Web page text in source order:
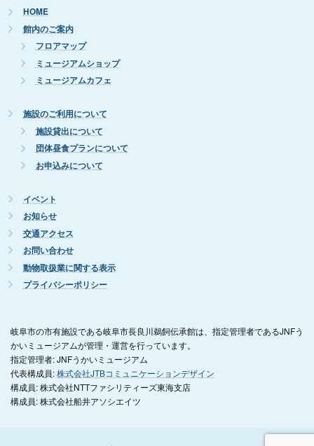
HOME
館内のご案内
フロアマップ
ミュージアムショップ
ミュージアムカフェ
施設のご利用について
施設貸出について
団体昼食プランについて
お申込みについて
イベント
お知らせ
交通アクセス
お問い合わせ
動物取扱業に関する表示
プライバシーポリシー
岐阜市の市有施設である岐阜市長良川鵜飼伝承館は、指定管理者であるJNFう
かいミュージアムが管理・運営を行っています。
指定管理者: JNFうかいミュージアム
代表構成員:株式会社JTBコミュニケーションデザイン
構成員: 株式会社NTTファシリティーズ東海支店
構成員: 株式会社船井アソシエイツ